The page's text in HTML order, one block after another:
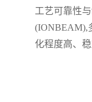
工艺可靠性
(IONBEAM),
化程度高、